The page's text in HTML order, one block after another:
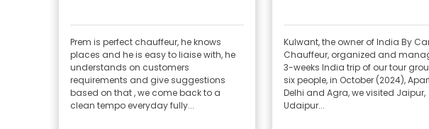
Prem is perfect chauffeur, he knows
places and he is easy to liaise with, he
understands on customers
requirements and give suggestions
based on that , we come back to a
clean tempo everyday fully...
Kulwant, the owner of India By
Chauffeur, organized and
3-weeks India trip of our tour
six people, in October (2024), Apart from
Delhi and Agra, we visited Jaipur,
Udaipur...